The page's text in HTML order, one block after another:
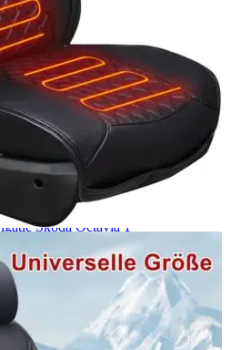
Mercedes W204
Mercedes W211
Mercedes Sprinter
Passat B5
Passat B5 5
Passat B6
Passat B7
Passat B8
Passat CC
Skoda Fabia 1
Skoda Fabia 2
Skoda Octavia 1
Skoda Octavia 2
Skoda Octavia 3
Skoda Rapid
Skoda Superb 1
Skoda Superb 2
Avensis T25
Auto